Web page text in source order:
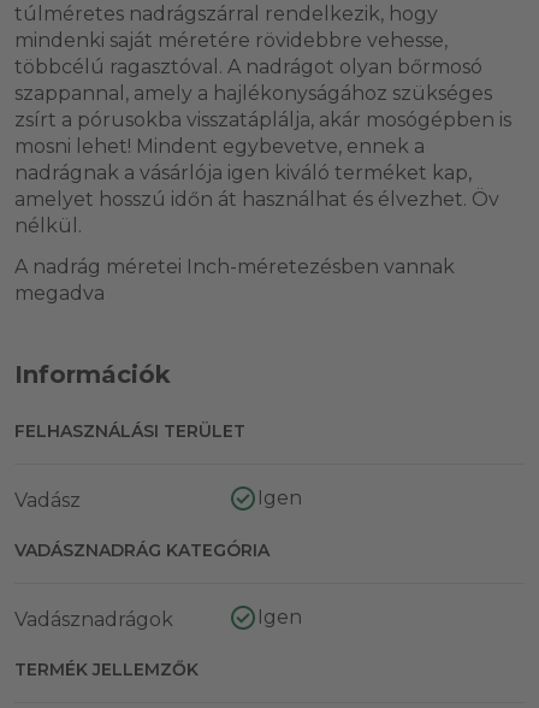
túlméretes nadrágszárral rendelkezik, hogy
mindenki saját méretére rövidebbre vehesse,
többcélú ragasztóval. A nadrágot olyan bőrmosó
szappannal, amely a hajlékonyságához szükséges
zsírt a pórusokba visszatáplálja, akár mosógépben is
mosni lehet! Mindent egybevetve, ennek a
nadrágnak a vásárlója igen kiváló terméket kap,
amelyet hosszú időn át használhat és élvezhet. Öv
nélkül.
A nadrág méretei Inch-méretezésben vannak
megadva
Információk
FELHASZNÁLÁSI TERÜLET
Vadász Igen
VADÁSZNADRÁG KATEGÓRIA
Vadásznadrágok Igen
TERMÉK JELLEMZŐK